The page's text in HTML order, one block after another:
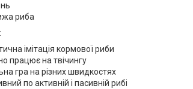
риба
імітація кормової риби
працює на твічингу
гра на різних швидкостях
по активній і пасивній рибі